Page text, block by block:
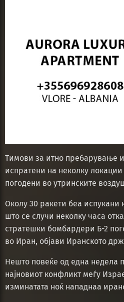
Тимови за итно пребарување
испратени на неколку
погодени во утринските
Околу 30 ракети беа испукани
што се случи неколку часа
стратешки бомбардери Б-2
во Иран, објави Иранското
Нешто повеќе од една недела
најновиот конфликт меѓу
изминатата ноќ нападнаа